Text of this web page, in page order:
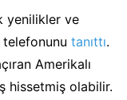
yenilikler ve
telefonunu tanıttı.
Amerikalı
hissetmiş olabilir.